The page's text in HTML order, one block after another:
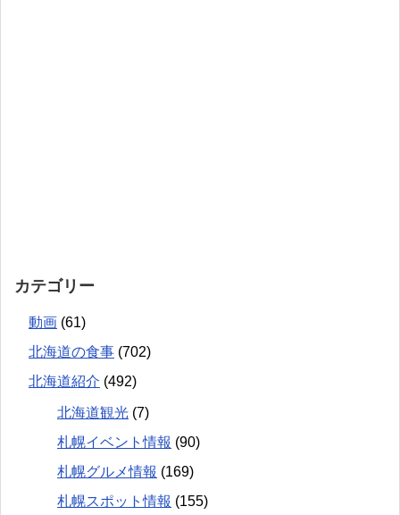
カテゴリー
動画 (61)
北海道の食事 (702)
北海道紹介 (492)
北海道観光 (7)
札幌イベント情報 (90)
札幌グルメ情報 (169)
札幌スポット情報 (155)